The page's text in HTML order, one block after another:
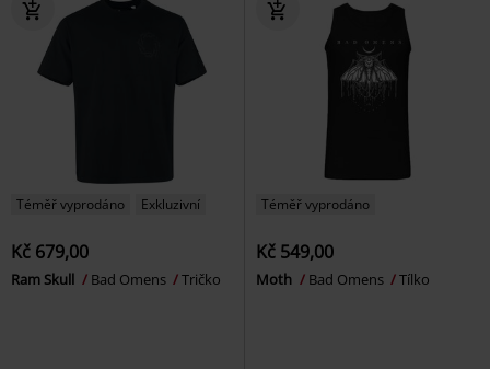
Téměř vyprodáno Exkluzivní
Kč 679,00
Ram Skull Bad Omens Tričko
Téměř vyprodáno
Kč 549,00
Moth Bad Omens Tílko